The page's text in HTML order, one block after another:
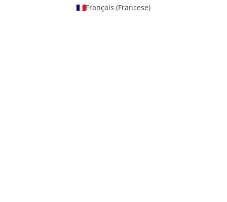
Français (Francese)